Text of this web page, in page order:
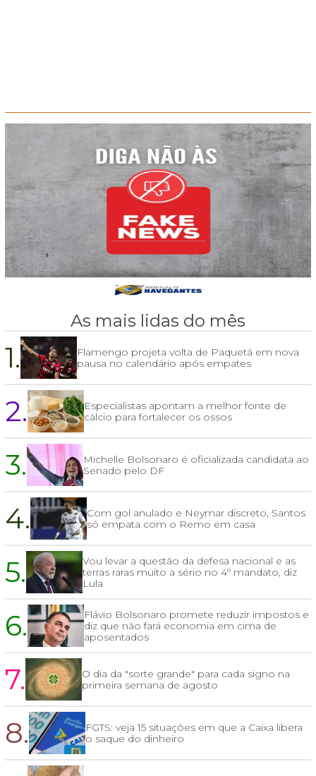
As mais lidas do mês
1.
Flamengo projeta volta de Paquetá em nova
pausa no calendário após empates
2.
Especialistas apontam a melhor fonte de
cálcio para fortalecer os ossos
3.
Michelle Bolsonaro é oficializada candidata ao
Senado pelo DF
4.
Com gol anulado e Neymar discreto, Santos
só empata com o Remo em casa
5.
Vou levar a questão da defesa nacional e as
terras raras muito a sério no 4º mandato, diz
Lula
6.
Flávio Bolsonaro promete reduzir impostos e
diz que não fará economia em cima de
aposentados
7.
O dia da "sorte grande" para cada signo na
primeira semana de agosto
8.
FGTS: veja 15 situações em que a Caixa libera
o saque do dinheiro